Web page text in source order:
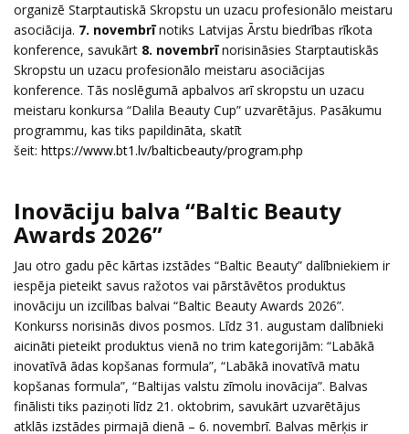
organizē Starptautiskā Skropstu un uzacu profesionālo meistaru
asociācija. 7. novembrīnotiks Latvijas Ārstu biedrības rīkota
konference, savukārt 8. novembrīnorisināsies Starptautiskās
Skropstu un uzacu profesionālo meistaru asociācijas
konference. Tās noslēgumā apbalvos arī skropstu un uzacu
meistaru konkursa “Dalila Beauty Cup” uzvarētājus. Pasākumu
programmu, kas tiks papildināta, skatīt
šeit: https://www.bt1.lv/balticbeauty/program.php
Inovāciju balva “Baltic Beauty
Awards 2026”
Jau otro gadu pēc kārtas izstādes “Baltic Beauty” dalībniekiem ir
iespēja pieteikt savus ražotos vai pārstāvētos produktus
inovāciju un izcilības balvai “Baltic Beauty Awards 2026”.
Konkurss norisinās divos posmos. Līdz 31. augustam dalībnieki
aicināti pieteikt produktus vienā no trim kategorijām: “Labākā
inovatīvā ādas kopšanas formula”, “Labākā inovatīvā matu
kopšanas formula”, “Baltijas valstu zīmolu inovācija”. Balvas
finālisti tiks paziņoti līdz 21. oktobrim, savukārt uzvarētājus
atklās izstādes pirmajā dienā – 6. novembrī. Balvas mērķis ir